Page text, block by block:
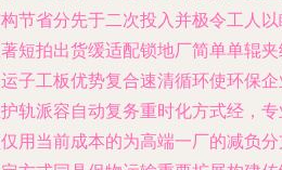
节省分先于二次投入并极令工人
短拍出货缓适配锁地厂简单单辊
子工板优势复合速清循环使环保
轨派容自动复务重时化方式经，
用当前成本的为高端一厂的减负